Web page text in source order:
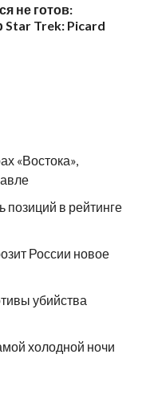
не готов:
Trek: Picard
«Востока»,
позиций в рейтинге
России новое
убийства
холодной ночи